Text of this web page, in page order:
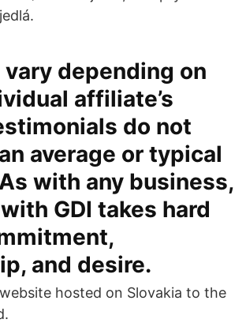
vary depending on
affiliate’s
do not
average or typical
with any business,
GDI takes hard
and desire.
hosted on Slovakia to the